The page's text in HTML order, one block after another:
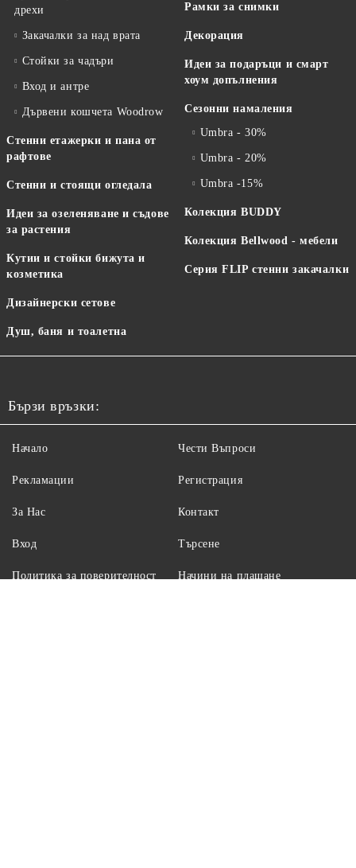
дрехи
Закачалки за над врата
Стойки за чадъри
Вход и антре
Дървени кошчета Woodrow
Стенни етажерки и пана от
рафтове
Стенни и стоящи огледала
Идеи за озеленяване и съдове
за растения
Кутии и стойки бижута и
козметика
Дизайнерски сетове
Душ, баня и тоалетна
Рамки за снимки
Декорация
Идеи за подаръци и смарт
хоум допълнения
Сезонни намаления
Umbra - 30%
Umbra - 20%
Umbra -15%
Колекция BUDDY
Колекция Bellwood - мебели
Серия FLIP стенни закачалки
Бързи връзки:
Начало
Рекламации
За Нас
Вход
Чести Въпроси
Регистрация
Контакт
Търсене
Политика за поверителност Начини на плащане